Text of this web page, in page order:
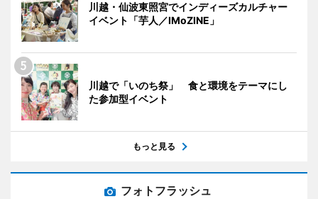
川越・仙波東照宮でインディーズカルチャー
イベント「芋人／IMoZINE」
川越で「いのち祭」 食と環境をテーマにし
た参加型イベント
もっと見る
フォトフラッシュ